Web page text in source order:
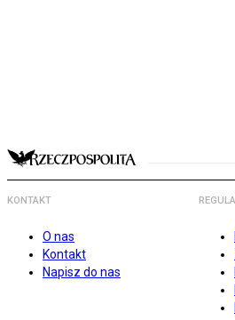
KONTAKT
O nas
Kontakt
Napisz do nas